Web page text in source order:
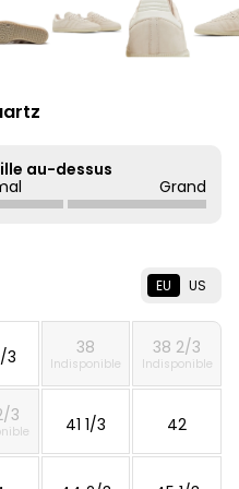
au-dessus
Grand
EU US
3 38
Indisponible
38 2/3
Indisponible
3 41 1/3 42